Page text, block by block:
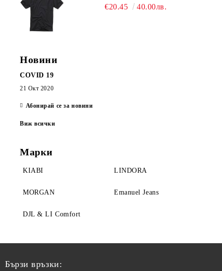
€20.45 40.00лв.
Новини
COVID 19
21 Окт 2020
Абонирай се за новини
Виж всички
Марки
KIABI LINDORA
MORGAN Emanuel Jeans
DJL & LI Comfort
Бързи връзки: